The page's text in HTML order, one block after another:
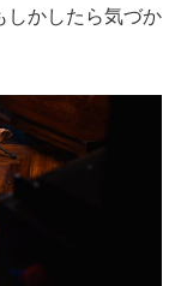
しかしたら気づか